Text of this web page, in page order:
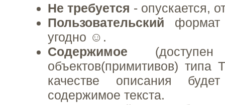
Не требуется - опускается,
Пользовательский
угодно ☺.
Содержимое
объектов(примитивов) типа
качестве описания будет
содержимое текста.